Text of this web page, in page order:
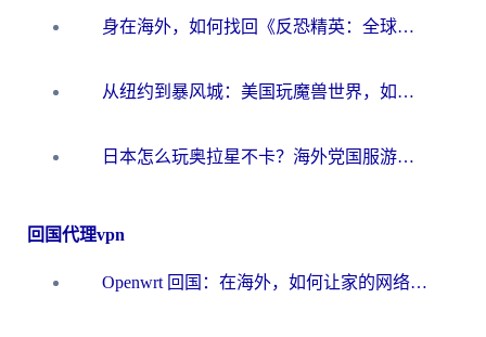
身在海外，如何找回《反恐精英：全球攻势》国服的丝滑手感？一份给你的终极指南
从纽约到暴风城：美国玩魔兽世界，如何找到你的最佳网络航线
日本怎么玩奥拉星不卡？海外党国服游戏加速器选择全攻略
回国代理vpn
Openwrt 回国：在海外，如何让家的网络触手可及